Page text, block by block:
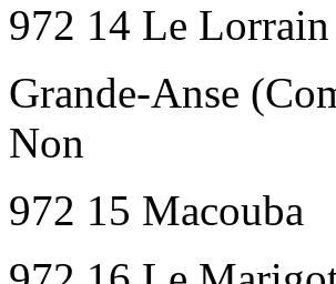
972 14 Le Lorrain
Grande-Anse
Non
972 15 Macouba